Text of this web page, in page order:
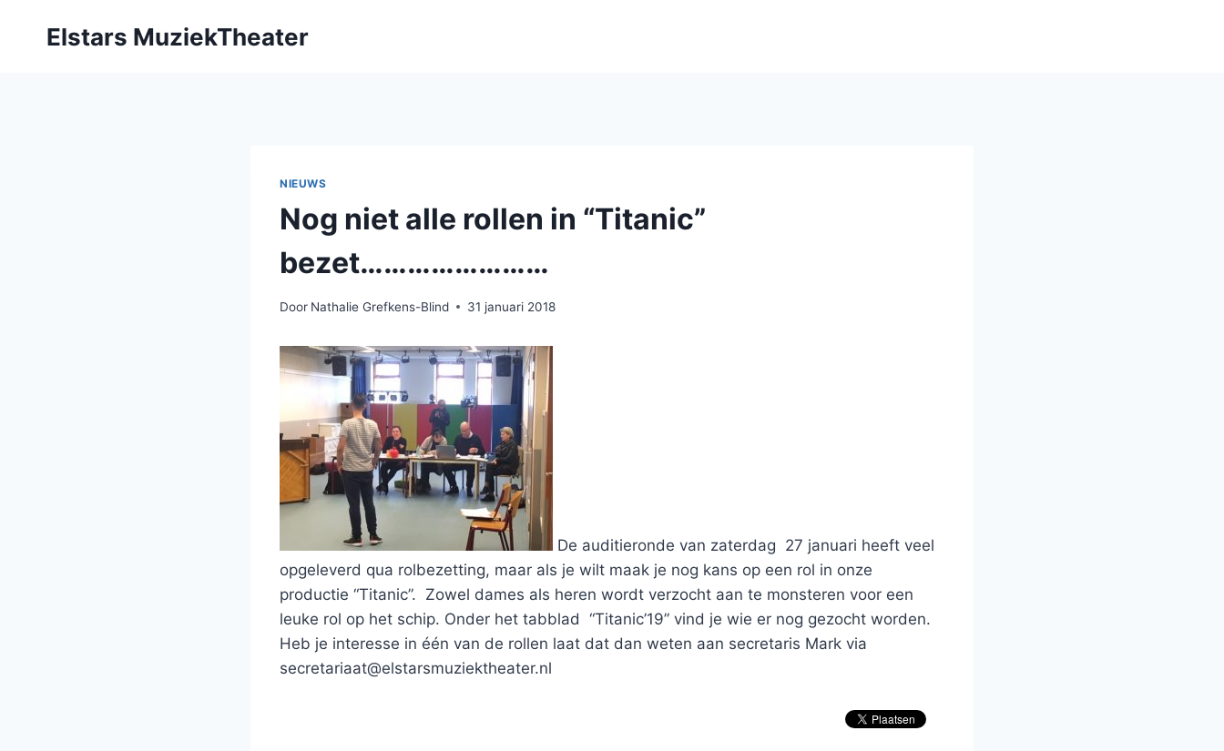
Elstars MuziekTheater
NIEUWS
Nog niet alle rollen in “Titanic”
bezet……………………
Door Nathalie Grefkens-Blind 31 januari 2018
De auditieronde van zaterdag 27 januari heeft veel
opgeleverd qua rolbezetting, maar als je wilt maak je nog kans op een rol in onze
productie “Titanic”. Zowel dames als heren wordt verzocht aan te monsteren voor een
leuke rol op het schip. Onder het tabblad “Titanic’19” vind je wie er nog gezocht worden.
Heb je interesse in één van de rollen laat dat dan weten aan secretaris Mark via
secretariaat@elstarsmuziektheater.nl